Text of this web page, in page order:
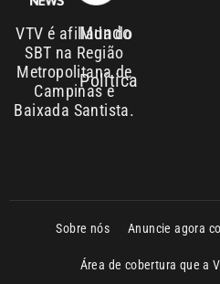
Entre em contato
Copyright © 2026. Todos os direitos
reservados | Empresa de Comunicação